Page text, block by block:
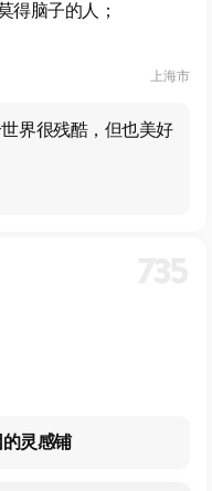
得脑子的人；
上海市
界很残酷，但也美好
灵感铺